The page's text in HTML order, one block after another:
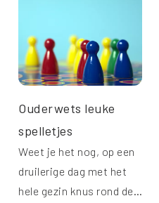
Ouderwets leuke
spelletjes
Weet je het nog, op een
druilerige dag met het
hele gezin knus rond de